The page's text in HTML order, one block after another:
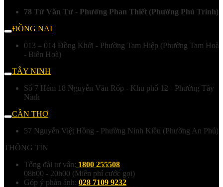
78 Từ Văn Tư - Phường Phan Thiết (Phường Phú Trinh)
ĐỒNG NAI
013 – 014 Đồng Khởi - Phường Tam Hiệp (Phường Tam Hoà
- Biên Hoà)
TÂY NINH
Số 7 Hẻm 18 Nguyễn Văn Rốp - Khu phố 12 - Phường Tây
Ninh
CẦN THƠ
57 Nguyễn Việt Hồng - Phường Ninh Kiều (Phường An Phú)
THÔNG TIN
Tổng đài tư vấn: 1800 255508
08h00 - 20h00 (Miễn phí cước gọi)
Góp ý phản ánh: 028 7109 9232